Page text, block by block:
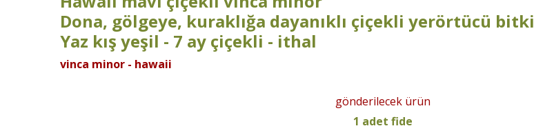
Dona, gölgeye, kuraklığa dayanıklı çiçekli yerörtücü bitki
Yaz kış yeşil - 7 ay çiçekli - ithal
vinca minor - hawaii
gönderilecek ürün
1 adet fide